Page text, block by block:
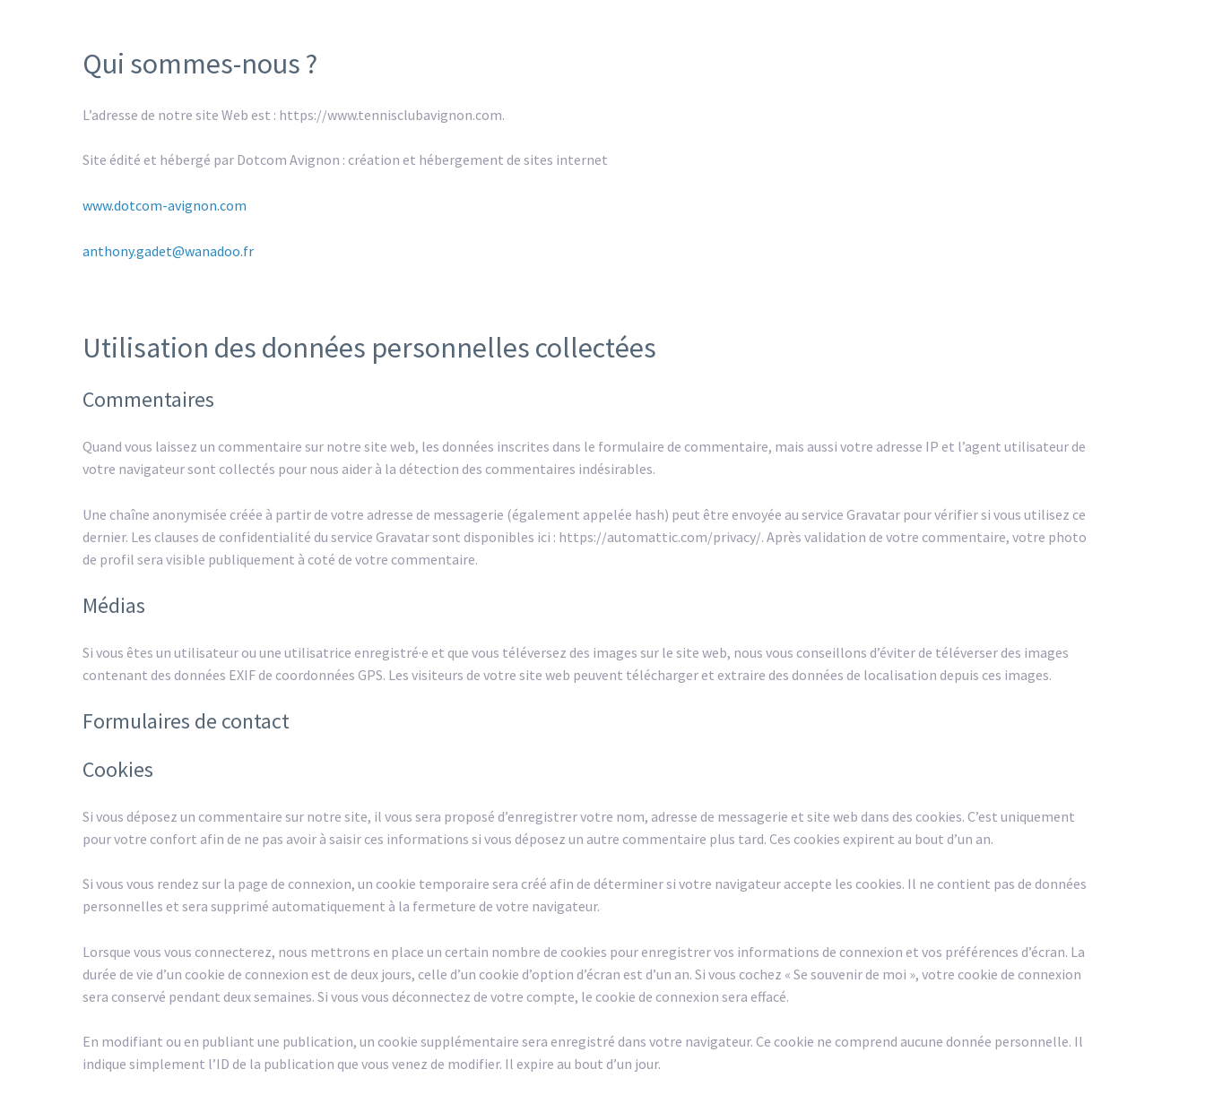
Qui sommes-nous ?
L’adresse de notre site Web est : https://www.tennisclubavignon.com.
Site édité et hébergé par Dotcom Avignon : création et hébergement de sites internet
www.dotcom-avignon.com
anthony.gadet@wanadoo.fr
Utilisation des données personnelles collectées
Commentaires
Quand vous laissez un commentaire sur notre site web, les données inscrites dans le formulaire de commentaire, mais aussi votre adresse IP et l’agent utilisateur de
votre navigateur sont collectés pour nous aider à la détection des commentaires indésirables.
Une chaîne anonymisée créée à partir de votre adresse de messagerie (également appelée hash) peut être envoyée au service Gravatar pour vérifier si vous utilisez ce
dernier. Les clauses de confidentialité du service Gravatar sont disponibles ici : https://automattic.com/privacy/. Après validation de votre commentaire, votre photo
de profil sera visible publiquement à coté de votre commentaire.
Médias
Si vous êtes un utilisateur ou une utilisatrice enregistré·e et que vous téléversez des images sur le site web, nous vous conseillons d’éviter de téléverser des images
contenant des données EXIF de coordonnées GPS. Les visiteurs de votre site web peuvent télécharger et extraire des données de localisation depuis ces images.
Formulaires de contact
Cookies
Si vous déposez un commentaire sur notre site, il vous sera proposé d’enregistrer votre nom, adresse de messagerie et site web dans des cookies. C’est uniquement
pour votre confort afin de ne pas avoir à saisir ces informations si vous déposez un autre commentaire plus tard. Ces cookies expirent au bout d’un an.
Si vous vous rendez sur la page de connexion, un cookie temporaire sera créé afin de déterminer si votre navigateur accepte les cookies. Il ne contient pas de données
personnelles et sera supprimé automatiquement à la fermeture de votre navigateur.
Lorsque vous vous connecterez, nous mettrons en place un certain nombre de cookies pour enregistrer vos informations de connexion et vos préférences d’écran. La
durée de vie d’un cookie de connexion est de deux jours, celle d’un cookie d’option d’écran est d’un an. Si vous cochez « Se souvenir de moi », votre cookie de connexion
sera conservé pendant deux semaines. Si vous vous déconnectez de votre compte, le cookie de connexion sera effacé.
En modifiant ou en publiant une publication, un cookie supplémentaire sera enregistré dans votre navigateur. Ce cookie ne comprend aucune donnée personnelle. Il
indique simplement l’ID de la publication que vous venez de modifier. Il expire au bout d’un jour.